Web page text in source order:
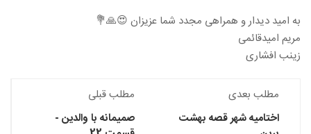
به امید دیدار و همراهی مجدد شما عزیزان 😍🙏💐
مریم امیدقائمی
زینب افشاری
مطلب قبلی
صمیمانه با والدین -
مطلب بعدی
اختامیه شهر قصه بهشت